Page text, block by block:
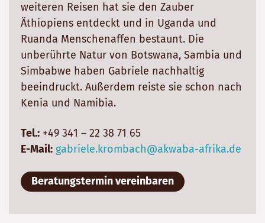
weiteren Reisen hat sie den Zauber
Äthiopiens entdeckt und in Uganda und
Ruanda Menschenaffen bestaunt. Die
unberührte Natur von Botswana, Sambia und
Simbabwe haben Gabriele nachhaltig
beeindruckt. Außerdem reiste sie schon nach
Kenia und Namibia.
Tel.: +49 341 – 22 38 71 65
E-Mail: gabriele.krombach@akwaba-afrika.de
Beratungstermin vereinbaren